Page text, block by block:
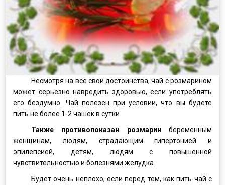
Несмотря на все свои достоинства, чай с розмарином
может серьезно навредить здоровью, если употреблять
его бездумно. Чай полезен при условии, что вы будете
пить не более 1-2 чашек в сутки.
Также противопоказан розмарин беременным
женщинам, людям, страдающим гипертонией и
эпилепсией, детям, людям с повышенной
чувствительностью и болезнями желудка.
Будет очень неплохо, если перед тем, как пить чай с